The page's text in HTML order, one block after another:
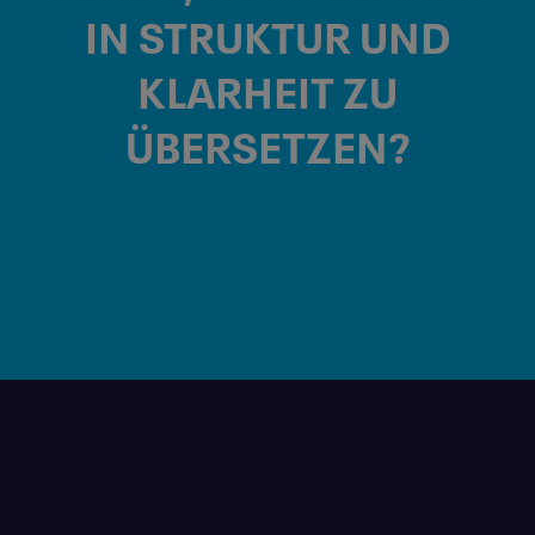
IN STRUKTUR UND
KLARHEITZU
ÜBERSETZEN?